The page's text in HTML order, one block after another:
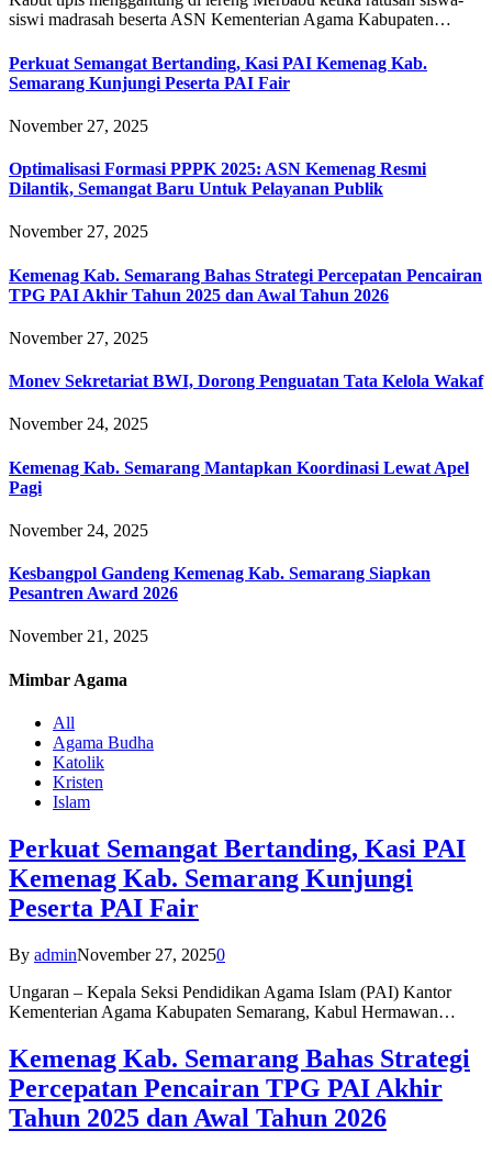
siswi madrasah beserta ASN Kementerian Agama Kabupaten…
Perkuat Semangat Bertanding, Kasi PAI Kemenag Kab.
Semarang Kunjungi Peserta PAI Fair
November 27, 2025
Optimalisasi Formasi PPPK 2025: ASN Kemenag Resmi
Dilantik, Semangat Baru Untuk Pelayanan Publik
November 27, 2025
Kemenag Kab. Semarang Bahas Strategi Percepatan Pencairan
TPG PAI Akhir Tahun 2025 dan Awal Tahun 2026
November 27, 2025
Monev Sekretariat BWI, Dorong Penguatan Tata Kelola Wakaf
November 24, 2025
Kemenag Kab. Semarang Mantapkan Koordinasi Lewat Apel
Pagi
November 24, 2025
Kesbangpol Gandeng Kemenag Kab. Semarang Siapkan
Pesantren Award 2026
November 21, 2025
Mimbar Agama
All
Agama Budha
Katolik
Kristen
Islam
Perkuat Semangat Bertanding, Kasi PAI
Kemenag Kab. Semarang Kunjungi
Peserta PAI Fair
By adminNovember 27, 20250
Ungaran – Kepala Seksi Pendidikan Agama Islam (PAI) Kantor
Kementerian Agama Kabupaten Semarang, Kabul Hermawan…
Kemenag Kab. Semarang Bahas Strategi
Percepatan Pencairan TPG PAI Akhir
Tahun 2025 dan Awal Tahun 2026